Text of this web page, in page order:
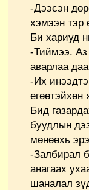
-Дээсэн
хэмээн тэр
Би хариуд
-Тиймээ.
аварлаа
-Их
егөөтэйхөн
Бид
буудлын
мөнөөхь
-Залбирал
анагаах
шаналал